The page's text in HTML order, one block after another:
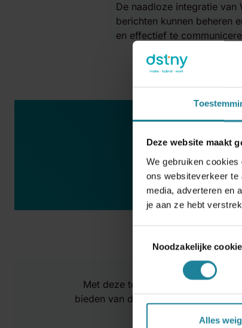
Deze website maakt
We gebruiken
ons websiteverkeer te
media, adverteren en
je aan ze hebt
Noodzakelijke
Alles
De naadloze integratie
berichten kunnen beheren
en effectief te
Met deze technologische
bieden van de best mogelijke